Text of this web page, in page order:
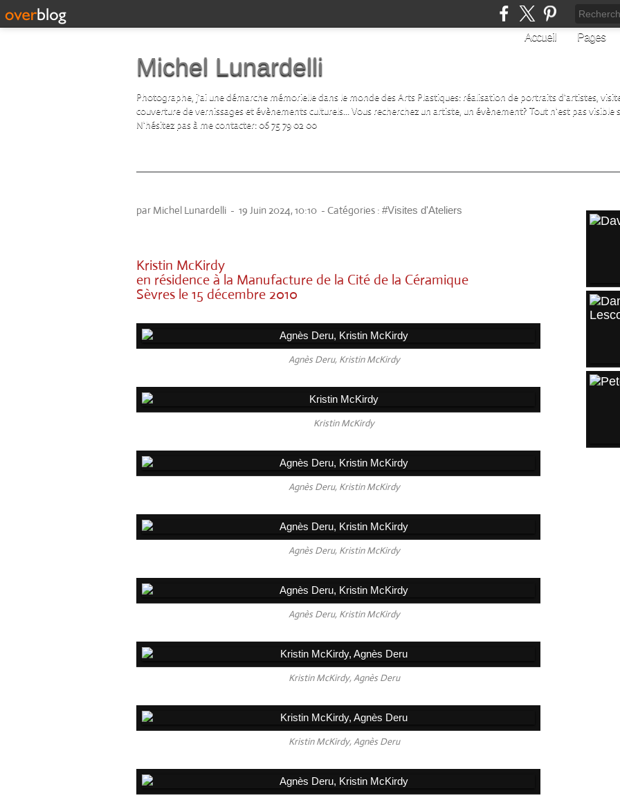
Accueil Pages
Michel Lunardelli
Photographe, j'ai une démarche mémorielle dans le monde des Arts Plastiques: réalisation de portraits d'artistes,
couverture de vernissages et évènements culturels... Vous recherchez un artiste, un évènement? Tout n'est pas visible
N'hésitez pas à me contacter: 06 75 79 02 00
par Michel Lunardelli - 19 Juin 2024, 10:10 - Catégories : #Visites d'Ateliers
Kristin McKirdy
en résidence à la Manufacture de la Cité de la Céramique
Sèvres le 15 décembre 2010
Agnès Deru, Kristin McKirdy
Kristin McKirdy
Agnès Deru, Kristin McKirdy
Agnès Deru, Kristin McKirdy
Agnès Deru, Kristin McKirdy
Kristin McKirdy, Agnès Deru
Kristin McKirdy, Agnès Deru